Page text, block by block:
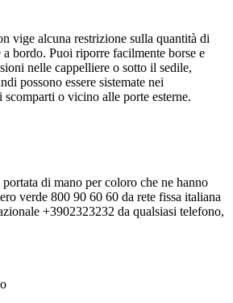
vige alcuna restrizione sulla quantità di
bordo. Puoi riporre facilmente borse e
nelle cappelliere o sotto il sedile,
possono essere sistemate nei
o vicino alle porte esterne.
portata di mano per coloro che ne hanno
verde 800 90 60 60 da rete fissa italiana
+3902323232 da qualsiasi telefono,